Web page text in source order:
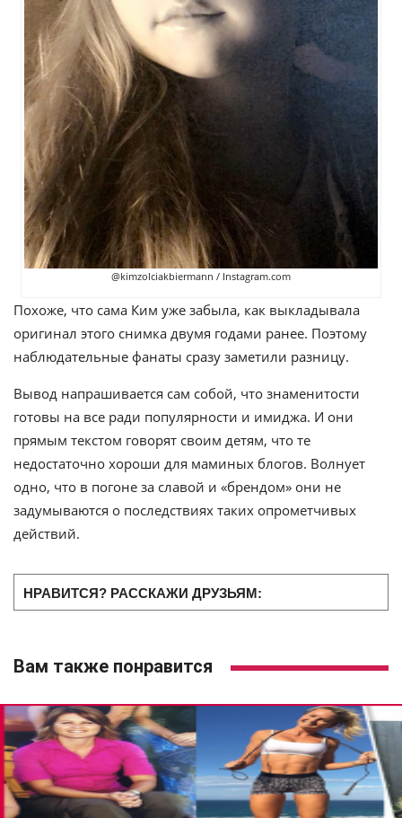
@kimzolciakbiermann / Instagram.com
Похоже, что сама Ким уже забыла, как выкладывала
оригинал этого снимка двумя годами ранее. Поэтому
наблюдательные фанаты сразу заметили разницу.
Вывод напрашивается сам собой, что знаменитости
готовы на все ради популярности и имиджа. И они
прямым текстом говорят своим детям, что те
недостаточно хороши для маминых блогов. Волнует
одно, что в погоне за славой и «брендом» они не
задумываются о последствиях таких опрометчивых
действий.
НРАВИТСЯ? РАССКАЖИ ДРУЗЬЯМ:
Вам также понравится